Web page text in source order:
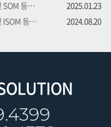
2025 APEC정상회의 홈페이지 및 SOM 등록시스템 프로젝트 수주
2025.01.23
2025 APEC정상회의 홈페이지 및 ISOM 등록시스템 프로젝트 수주
2024.08.20